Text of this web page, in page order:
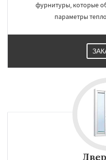
фурнитуры, которые
параметры